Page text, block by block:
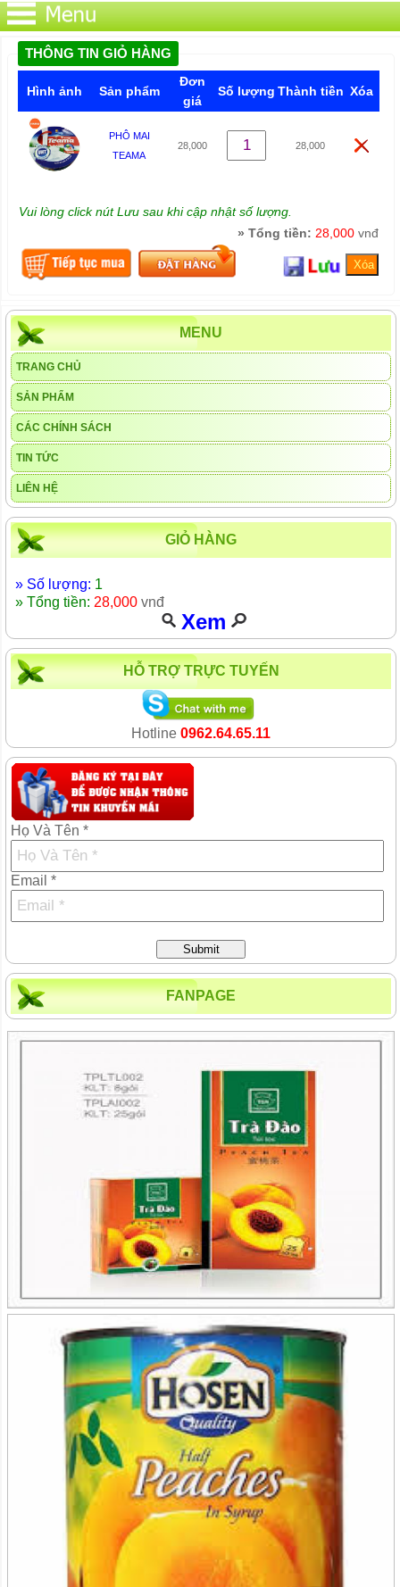
THÔNG TIN GIỎ HÀNG
Hình ảnh Sản phẩm
Đơn
giá
Số lượng Thành tiền Xóa
PHÔ MAI
TEAMA
28,000 28,000
Vui lòng click nút Lưu sau khi cập nhật số lượng.
» Tổng tiền: 28,000vnđ
MENU
TRANG CHỦ
SẢN PHẨM
CÁC CHÍNH SÁCH
TIN TỨC
LIÊN HỆ
GIỎ HÀNG
» Số lượng: 1
» Tổng tiền: 28,000 vnđ
Xem
HỖ TRỢ TRỰC TUYẾN
Hotline 0962.64.65.11
Họ Và Tên *
Email *
Submit
FANPAGE